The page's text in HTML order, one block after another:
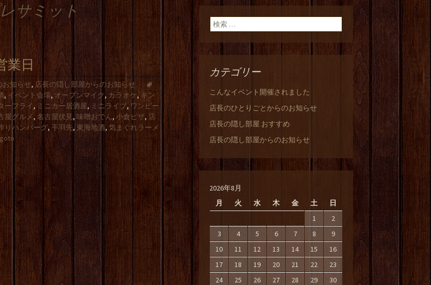
サミット
業日
お知らせ, 店長の隠し部屋からのお知らせ
, イベント会場, オープンマイク, カラオケ,キン
ーフライ,ミニカー居酒屋, ミニライブ,ワンピー
屋グルメ, 名古屋伏見, 味噌おでん, 小倉ピザ, 店
りハンバーグ, 手羽先,東海地酒, 気まぐれラーメ
検索:
カテゴリー
こんなイベント開催されました
店長のひとりごとからのお知らせ
店長の隠し部屋 おすすめ
店長の隠し部屋からのお知らせ
2026年8月
月
火 水 木 金 土 日
1
2
3
4 5 6 7 8
9
10
11 12 13 14 15
16
17
18 19 20 21 22
23
24
25 26 27 28 29
30